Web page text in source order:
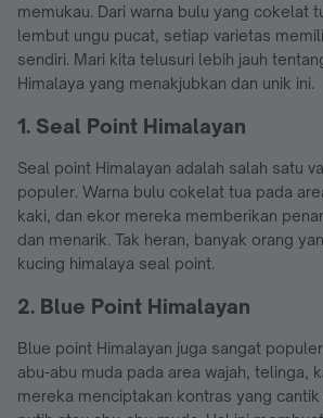
memukau. Dari warna bulu yang cokelat
lembut ungu pucat, setiap varietas
sendiri. Mari kita telusuri lebih jauh
Himalaya yang menakjubkan dan unik ini.
1. Seal Point Himalayan
Seal point Himalayan adalah salah satu
populer. Warna bulu cokelat tua pada
kaki, dan ekor mereka memberikan
dan menarik. Tak heran, banyak orang
kucing himalaya seal point.
2. Blue Point Himalayan
Blue point Himalayan juga sangat populer
abu-abu muda pada area wajah, telinga,
mereka menciptakan kontras yang